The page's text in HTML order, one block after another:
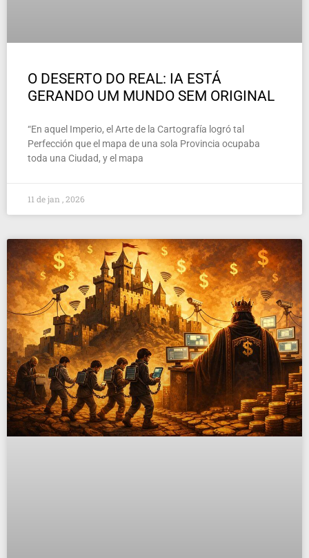
O DESERTO DO REAL: IA ESTÁ
GERANDO UM MUNDO SEM ORIGINAL
“En aquel Imperio, el Arte de la Cartografía logró tal
Perfección que el mapa de una sola Provincia ocupaba
toda una Ciudad, y el mapa
11 de jan , 2026